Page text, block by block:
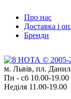
Про нас
Доставка і
Бренди
м. Львів, пл.
Пн - сб 10.00-19.00
Неділя 11.00-19.00